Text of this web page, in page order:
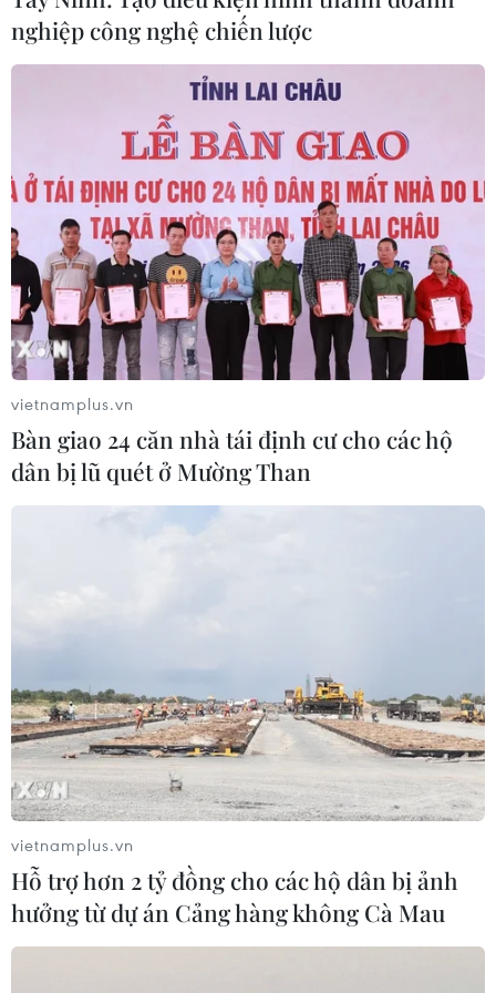
Bình vào 16 giờ ngày 6/8
06/08/2026 06:28
Đầu tư hơn 6.209 tỷ đồng hoàn thiện
hạ tầng dùng chung Bến cảng Liên
Chiểu
06/08/2026 06:28
Thêm một nhóm dàn cảnh cướp giật
tại khu Tân Huê Viên sa lưới
06/08/2026 05:57
Bàn giao 24 căn nhà tái định cư cho
các hộ dân bị lũ quét ở Mường Than
06/08/2026 05:26
Quảng Trị: Xử phạt tài xế vượt đường
ngang có tín hiệu cảnh báo đường
sắt
06/08/2026 05:10
Vụ cháy nhà dân lúc rạng sáng tại
nghiệp công nghệ chiến lược
vietnamplus.vn
Bàn giao 24 căn nhà tái định cư cho các hộ
dân bị lũ quét ở Mường Than
vietnamplus.vn
Hỗ trợ hơn 2 tỷ đồng cho các hộ dân bị ảnh
hưởng từ dự án Cảng hàng không Cà Mau